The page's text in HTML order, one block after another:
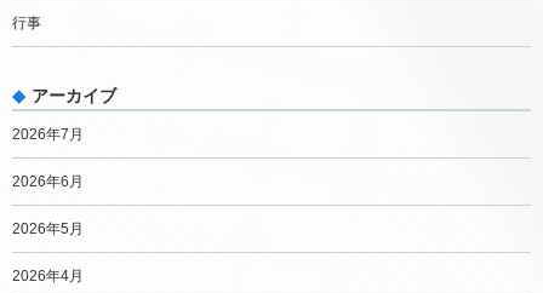
行事
アーカイブ
2026年7月
2026年6月
2026年5月
2026年4月